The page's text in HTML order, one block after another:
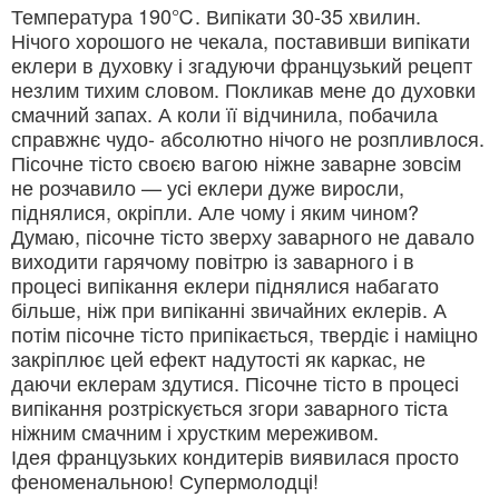
Температура 190℃. Випікати 30-35 хвилин.
Нічого хорошого не чекала, поставивши випікати
еклери в духовку і згадуючи французький рецепт
незлим тихим словом. Покликав мене до духовки
смачний запах. А коли її відчинила, побачила
справжнє чудо- абсолютно нічого не розпливлося.
Пісочне тісто своєю вагою ніжне заварне зовсім
не розчавило — усі еклери дуже виросли,
піднялися, окріпли. Але чому і яким чином?
Думаю, пісочне тісто зверху заварного не давало
виходити гарячому повітрю із заварного і в
процесі випікання еклери піднялися набагато
більше, ніж при випіканні звичайних еклерів. А
потім пісочне тісто припікається, твердіє і наміцно
закріплює цей ефект надутості як каркас, не
даючи еклерам здутися. Пісочне тісто в процесі
випікання розтріскується згори заварного тіста
ніжним смачним і хрустким мереживом.
Ідея французьких кондитерів виявилася просто
феноменальною! Супермолодці!